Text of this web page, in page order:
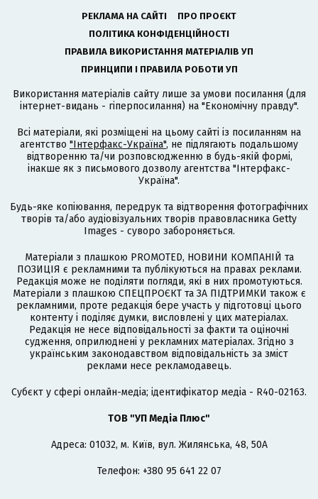
РЕКЛАМА НА САЙТІ
ПРО ПРОЄКТ
ПОЛІТИКА КОНФІДЕНЦІЙНОСТІ
ПРАВИЛА ВИКОРИСТАННЯ МАТЕРІАЛІВ УП
ПРИНЦИПИ І ПРАВИЛА РОБОТИ УП
Використання матеріалів сайту лише за умови посилання (для
інтернет-видань - гіперпосилання) на "Економічну правду".
Всі матеріали, які розміщені на цьому сайті із посиланням на
агентство "Інтерфакс-Україна", не підлягають подальшому
відтворенню та/чи розповсюдженню в будь-якій формі,
інакше як з письмового дозволу агентства "Інтерфакс-
Україна".
Будь-яке копіювання, передрук та відтворення фотографічних
творів та/або аудіовізуальних творів правовласника Getty
Images - суворо забороняється.
Матеріали з плашкою PROMOTED, НОВИНИ КОМПАНІЙ та
ПОЗИЦІЯ є рекламними та публікуються на правах реклами.
Редакція може не поділяти погляди, які в них промотуються.
Матеріали з плашкою СПЕЦПРОЄКТ та ЗА ПІДТРИМКИ також є
рекламними, проте редакція бере участь у підготовці цього
контенту і поділяє думки, висловлені у цих матеріалах.
Редакція не несе відповідальності за факти та оціночні
судження, оприлюднені у рекламних матеріалах. Згідно з
українським законодавством відповідальність за зміст
реклами несе рекламодавець.
Cубєкт у сфері онлайн-медіа; ідентифікатор медіа - R40-02163.
ТОВ "УП Медіа Плюс"
Адреса: 01032, м. Київ, вул. Жилянська, 48, 50А
Телефон: +380 95 641 22 07